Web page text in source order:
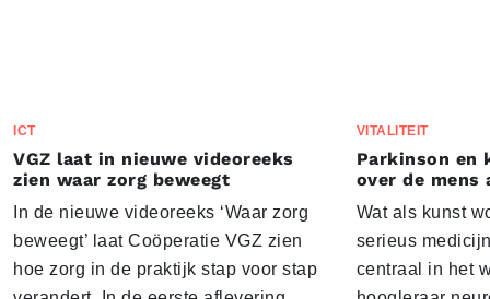
ICT
VGZ laat in nieuwe videoreeks
zien waar zorg beweegt
In de nieuwe videoreeks ‘Waar zorg
beweegt’ laat Coöperatie VGZ zien
hoe zorg in de praktijk stap voor stap
VITALITEIT
Parkinson en
over de mens
Wat als kunst
serieus
centraal in het